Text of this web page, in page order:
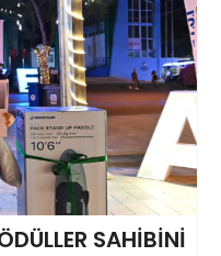
SAHİBİNİ